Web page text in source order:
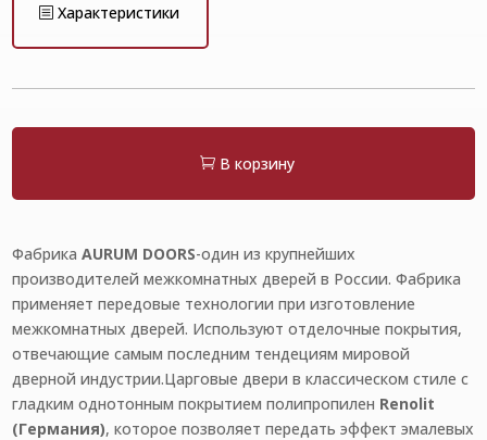
Характеристики
В корзину
ФабрикаAURUM DOORS-один из крупнейших
производителей межкомнатных дверей в России. Фабрика
применяет передовые технологии при изготовление
межкомнатных дверей. Используют отделочные покрытия,
отвечающие самым последним тендециям мировой
дверной индустрии.Царговые двери в классическом стилес
гладким однотонным покрытием полипропилен Renolit
(Германия), которое позволяет передать эффект эмалевых